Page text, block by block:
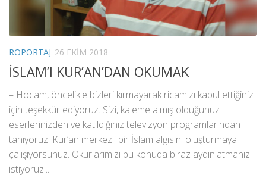
RÖPORTAJ 26 EKIM 2018
İSLAM’I KUR’AN’DAN OKUMAK
– Hocam, öncelikle bizleri kırmayarak ricamızı kabul ettiğiniz
için teşekkür ediyoruz. Sizi, kaleme almış olduğunuz
eserlerinizden ve katıldığınız televizyon programlarından
tanıyoruz. Kur’an merkezli bir İslam algısını oluşturmaya
çalışıyorsunuz. Okurlarımızı bu konuda biraz aydınlatmanızı
istiyoruz....